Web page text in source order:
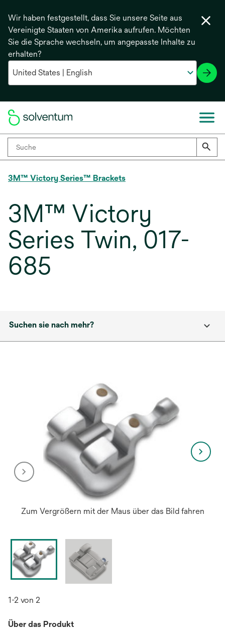
Wir haben festgestellt, dass Sie unsere Seite aus
Vereinigte Staaten von Amerika aufrufen. Möchten
Sie die Sprache wechseln, um angepasste Inhalte zu
erhalten?
3M™ Victory Series™ Brackets
3M™ Victory
Series Twin, 017-
685
Suchen sie nach mehr?
Zum Vergrößern mit der Maus über das Bild fahren
1-2 von 2
Über das Produkt